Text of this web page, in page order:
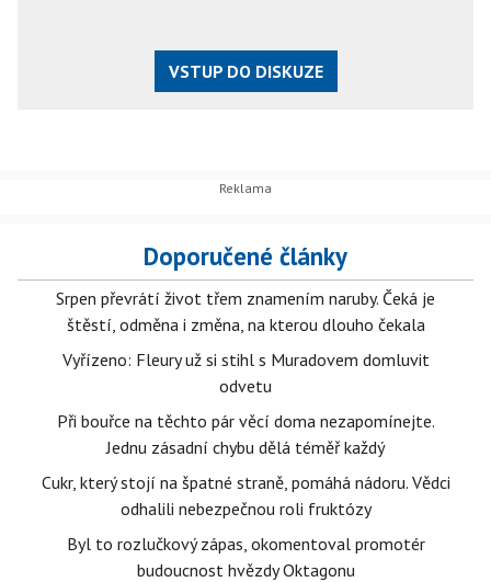
VSTUP DO DISKUZE
Doporučené články
Srpen převrátí život třem znamením naruby. Čeká je
štěstí, odměna i změna, na kterou dlouho čekala
Vyřízeno: Fleury už si stihl s Muradovem domluvit
odvetu
Při bouřce na těchto pár věcí doma nezapomínejte.
Jednu zásadní chybu dělá téměř každý
Cukr, který stojí na špatné straně, pomáhá nádoru. Vědci
odhalili nebezpečnou roli fruktózy
Byl to rozlučkový zápas, okomentoval promotér
budoucnost hvězdy Oktagonu